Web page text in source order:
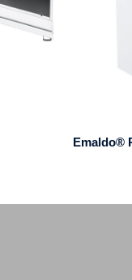
Emaldo®